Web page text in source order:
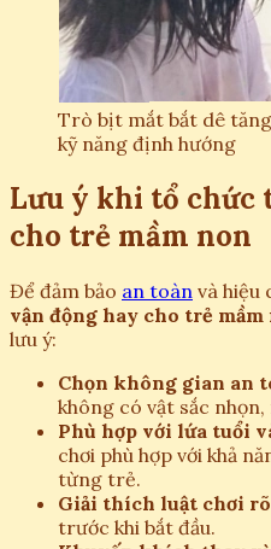
Trò bịt mắt bắt dê
kỹ năng định hướng
Lưu ý khi tổ chức
cho trẻ mầm non
Để đảm bảo an toàn và hiệu
vận động hay cho trẻ mầm
lưu ý:
Chọn không gian an
không có vật sắc
Phù hợp với lứa tuổi
chơi phù hợp với khả
từng trẻ.
Giải thích luật chơi
trước khi bắt đầu.